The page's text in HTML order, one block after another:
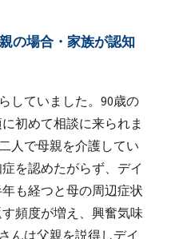
の場合・家族が認知
していました。90歳の
初めて相談に来られま
人で母親を介護してい
を認めたがらず、デイ
も経つと母の周辺症状
頻度が増え、興奮気味
んは父親を説得しデイ